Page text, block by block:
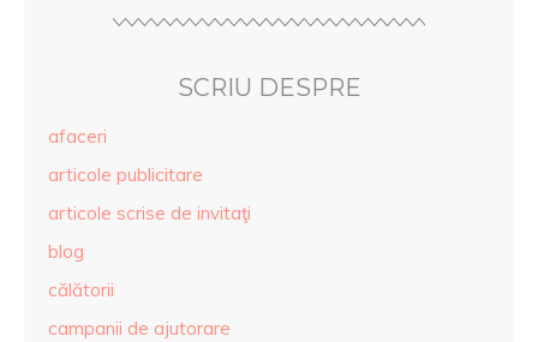
SCRIU DESPRE
afaceri
articole publicitare
articole scrise de invitaţi
blog
călătorii
campanii de ajutorare